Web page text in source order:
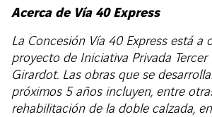
Acerca de Vía 40 Express
La Concesión Vía 40 Express está a
proyecto de Iniciativa Privada
Girardot. Las obras que se
próximos 5 años incluyen, entre
rehabilitación de la doble calzada,